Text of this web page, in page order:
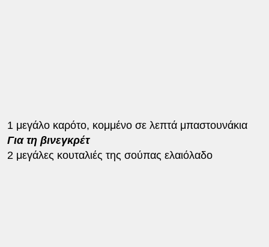
1 μεγάλο καρότο, κομμένο σε λεπτά μπαστουνάκια
Για τη βινεγκρέτ
2 μεγάλες κουταλιές της σούπας ελαιόλαδο